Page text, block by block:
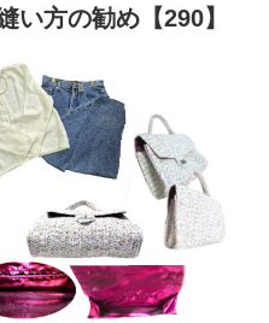
い方の勧め【290】